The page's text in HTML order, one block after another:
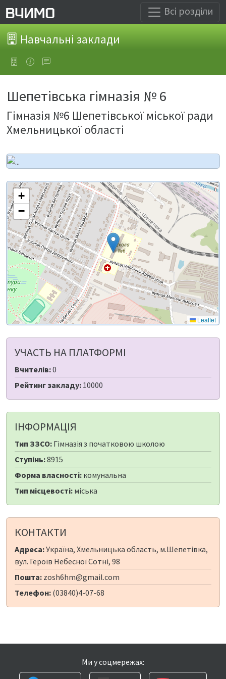
Всі розділи
Навчальні заклади
Шепетівська гімназія № 6
Гімназія №6 Шепетівської міської ради
Хмельницької області
+
−
Leaflet
УЧАСТЬ НА ПЛАТФОРМІ
Вчителів:0
Рейтинг закладу: 10000
ІНФОРМАЦІЯ
Тип ЗЗСО: Гімназія з початковою школою
Ступінь:8915
Форма власності: комунальна
Тип місцевості: міська
КОНТАКТИ
Адреса:Україна, Хмельницька область, м.Шепетівка,
вул. Героїв Небесної Сотні, 98
Пошта: zosh6hm@gmail.com
Телефон: (03840)4-07-68
Ми у соцмережах: